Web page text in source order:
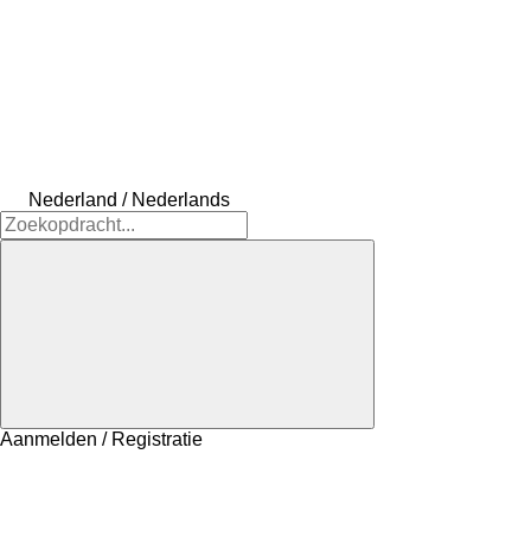
Nederland / Nederlands
Aanmelden / Registratie